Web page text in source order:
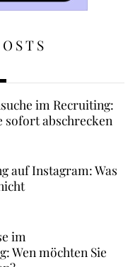
im Recruiting:
sofort abschrecken
auf Instagram: Was
im
Wen möchten Sie